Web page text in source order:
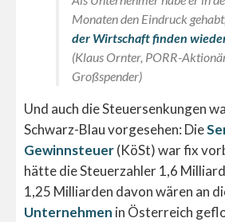
Monaten den Eindruck
der Wirtschaft finden
(Klaus Ornter, PORR-
Großspender)
Und auch die Steuersenkungen
Schwarz-Blau vorgesehen: Die
Gewinnsteuer(KöSt) war fix
hätte die Steuerzahler 1,6
1,25 Milliarden davon wären an
Unternehmen in Österreich